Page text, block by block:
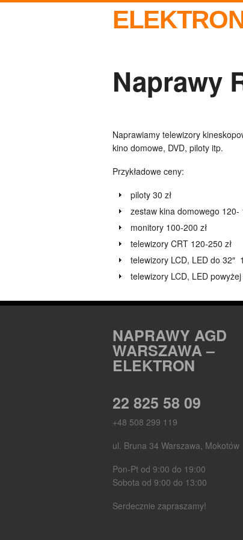
Naprawy
Naprawiamy telewizory
kino domowe, DVD, piloty itp.
Przykładowe ceny:
piloty 30 zł
zestaw kina domowego 120-
monitory 100-200 zł
telewizory CRT 120-250 zł
telewizory LCD, LED do 32″
telewizory LCD, LED powyżej
NAPRAWY AGD
WARSZAWA –
ELEKTRON
22 825 58 09
+48 508 299 119
ul. Bruna 34 Warszawa, Mokotów
Pon-Pt od 9:00 do 19:00
Sobota od 9:00 do 13:00
Serdecznie zapraszamy!